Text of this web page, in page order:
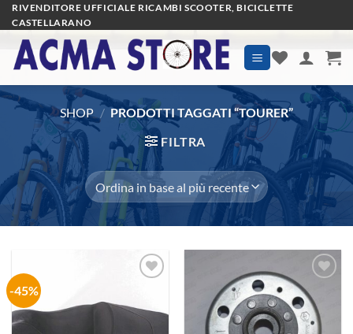
Salta
ai
contenuti
RIVENDITORE UFFICIALE RICAMBI SCOOTER, BICICLETTE
CASTELLARANO
SHOP / PRODOTTI TAGGATI “TOURER”
FILTRA
-45%
dei
desideri
Aggiungi
alla lista
dei
desideri